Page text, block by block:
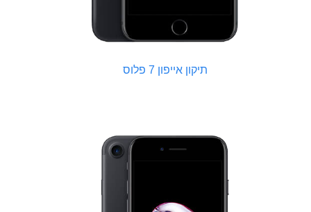
תיקון אייפון 7 פלוס